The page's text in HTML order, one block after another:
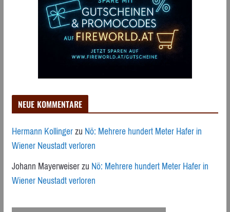
NEUE KOMMENTARE
Hermann KollingerzuNö: Mehrere hundert Meter Hafer in
Wiener Neustadt verloren
Johann MayerweiserzuNö: Mehrere hundert Meter Hafer in
Wiener Neustadt verloren